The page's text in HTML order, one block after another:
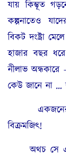
যায় কিম্ভূত
কল্পনাতেও
বিকট দংষ্ট্রা
হাজার বছর
নীলাভ
কেউ জানে না …
বিক্রমজিৎ!
অথচ সে